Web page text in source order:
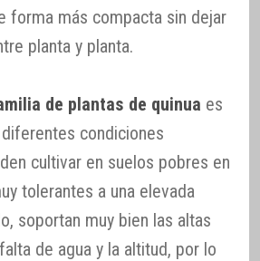
forma más compacta sin dejar
planta y planta.
de plantas de quinua es
condiciones
cultivar en suelos pobres en
tolerantes a una elevada
soportan muy bien las altas
de agua y la altitud, por lo